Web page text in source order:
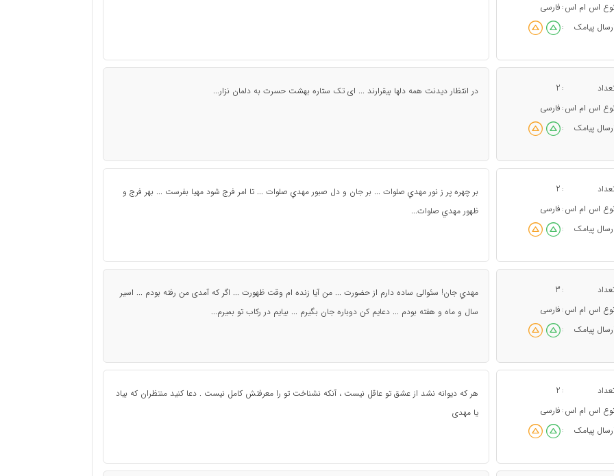
نوع اس ام اس : فارسی
ارسال پیامک
:
:
2
نوع اس ام اس : فارسی
ارسال پیامک
:
در انتظار ديدنت همه دلها بيقرارند ... ای تک ستاره بهشت حسرت به دلمان نزار...
:
2
نوع اس ام اس : فارسی
ارسال پیامک
:
بر چهره پر ز نور مهدي صلوات ... بر جان و دل صبور مهدي صلوات ... تا امر فرج شود مهيا بفرست ... بهر فرج و
ظهور مهدي صلوات...
:
3
نوع اس ام اس : فارسی
ارسال پیامک
:
مهدي جان! سئوالی ساده دارم از حضورت ... من آيا زنده ام وقت ظهورت ... اگر که آمدی من رفته بودم ... اسير
سال و ماه و هفته بودم ... دعايم کن دوباره جان بگيرم ... بيايم در رکاب تو بميرم...
:
2
نوع اس ام اس : فارسی
ارسال پیامک
:
هر که دیوانه نشد از عشق تو عاقل نیست ، آنکه نشناخت تو را معرفتش کامل نیست . دعا کنید منتظران که بیاد
یا مهدی